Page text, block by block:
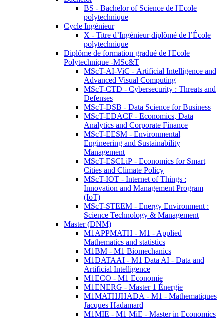
BS - Bachelor of Science de l'Ecole
polytechnique
Cycle Ingénieur
X - Titre d’Ingénieur diplômé de l’École
polytechnique
Diplôme de formation gradué de l'Ecole
Polytechnique -MSc&T
MScT-AI-ViC - Artificial Intelligence and
Advanced Visual Computing
MScT-CTD - Cybersecurity : Threats and
Defenses
MScT-DSB - Data Science for Business
MScT-EDACF - Economics, Data
Analytics and Corporate Finance
MScT-EESM - Environmental
Engineering and Sustainability
Management
MScT-ESCLiP - Economics for Smart
Cities and Climate Policy
MScT-IOT - Internet of Things :
Innovation and Management Program
(IoT)
MScT-STEEM - Energy Environment :
Science Technology & Management
Master (DNM)
M1APPMATH - M1 - Applied
Mathematics and statistics
M1BM - M1 Biomechanics
M1DATAAI - M1 Data AI - Data and
Artificial Intelligence
M1ECO - M1 Economie
M1ENERG - Master 1 Énergie
M1MATHJHADA - M1 - Mathematiques
Jacques Hadamard
M1MIE - M1 MiE - Master in Economics